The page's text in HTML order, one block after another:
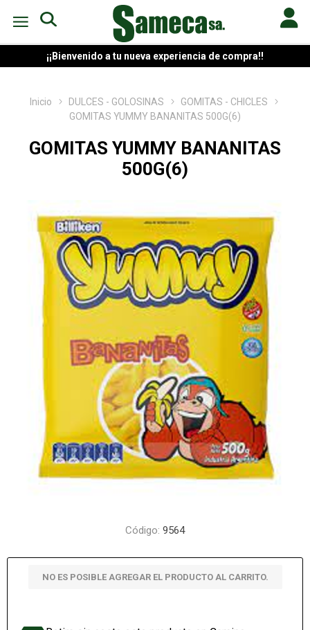
¡¡Bienvenido a tu nueva experiencia de compra!!
Inicio DULCES - GOLOSINAS
GOMITAS - CHICLES
GOMITAS YUMMY BANANITAS 500G(6)
GOMITAS YUMMY BANANITAS
500G(6)
Código: 9564
NO ES POSIBLE AGREGAR EL PRODUCTO AL CARRITO.